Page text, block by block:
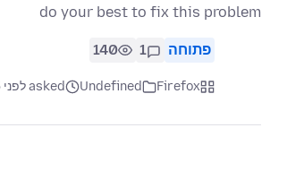
do your best to fix this problem
פתוחה 1
140
Firefox
Undefined asked לפני 5 חודשים